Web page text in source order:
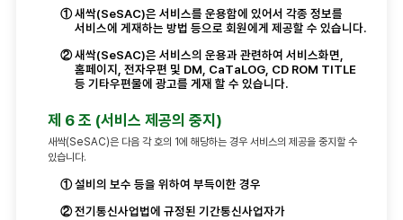
① 새싹(SeSAC)은 서비스를 운용함에 있어서 각종 정보를
서비스에 게재하는 방법 등으로 회원에게 제공할 수 있습니다.
② 새싹(SeSAC)은 서비스의 운용과 관련하여 서비스화면,
홈페이지, 전자우편 및 DM, CaTaLOG, CD ROM TITLE
등 기타우편물에 광고를 게재 할 수 있습니다.
제 6 조 (서비스 제공의 중지)
새싹(SeSAC)은 다음 각 호의 1에 해당하는 경우 서비스의 제공을 중지할 수
있습니다.
① 설비의 보수 등을 위하여 부득이한 경우
② 전기통신사업법에 규정된 기간통신사업자가